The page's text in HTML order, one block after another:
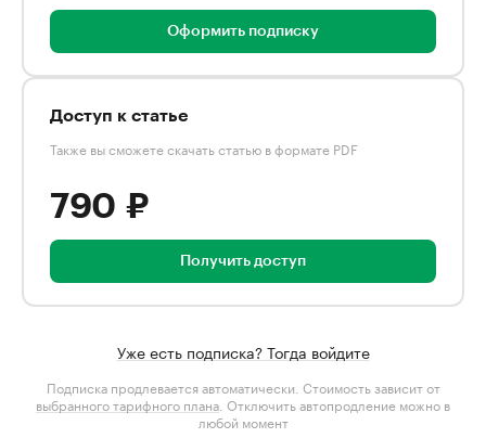
Оформить подписку
Доступ к статье
Также вы сможете скачать статью в формате PDF
790 ₽
Получить доступ
Уже есть подписка? Тогда войдите
Подписка продлевается автоматически. Стоимость зависит от
выбранного тарифного плана . Отключить автопродление можно в
любой момент